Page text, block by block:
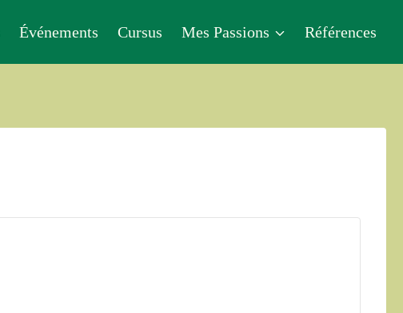
Événements Cursus Mes Passions Références